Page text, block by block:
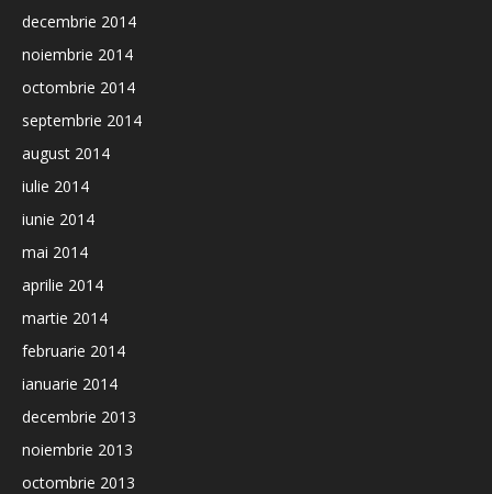
decembrie 2014
noiembrie 2014
octombrie 2014
septembrie 2014
august 2014
iulie 2014
iunie 2014
mai 2014
aprilie 2014
martie 2014
februarie 2014
ianuarie 2014
decembrie 2013
noiembrie 2013
octombrie 2013